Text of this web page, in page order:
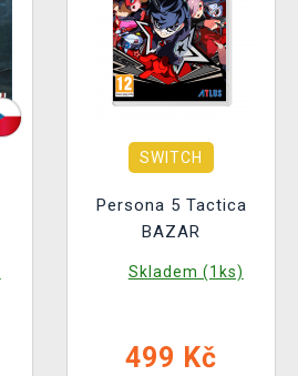
SWITCH
Persona 5 Tactica
BAZAR
Skladem (1ks)
499 Kč